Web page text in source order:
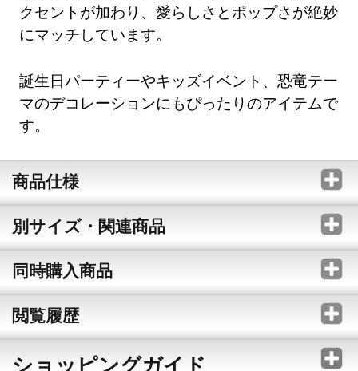
クセントが加わり、愛らしさとポップさが絶妙
にマッチしています。
誕生日パーティーやキッズイベント、恐竜テー
マのデコレーションにもぴったりのアイテムで
す。
商品仕様
別サイズ・関連商品
同時購入商品
閲覧履歴
ショッピングガイド